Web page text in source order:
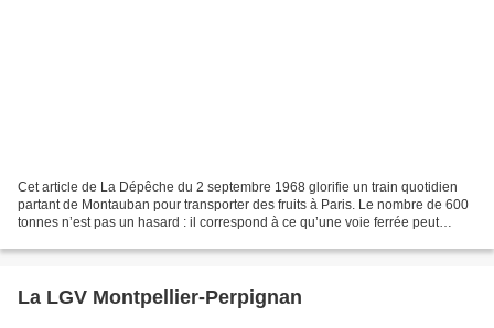
Cet article de La Dépêche du 2 septembre 1968 glorifie un train quotidien
partant de Montauban pour transporter des fruits à Paris. Le nombre de 600
tonnes n’est pas un hasard : il correspond à ce qu’une voie ferrée peut
La LGV Montpellier-Perpignan